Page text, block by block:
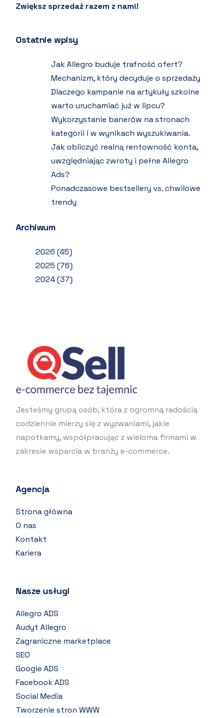
Zwiększ sprzedaż razem z nami!
Ostatnie wpisy
Jak Allegro buduje trafność ofert?
Mechanizm, który decyduje o sprzedaży
Dlaczego kampanie na artykuły szkolne
warto uruchamiać już w lipcu?
Wykorzystanie banerów na stronach
kategorii i w wynikach wyszukiwania.
Jak obliczyć realną rentowność konta,
uwzględniając zwroty i pełne Allegro
Ads?
Ponadczasowe bestsellery vs. chwilowe
trendy
Archiwum
2026 (45)
2025 (76)
2024(37)
Jesteśmy grupą osób, która z ogromną radością
codziennie mierzy się z wyzwaniami, jakie
napotkamy, współpracując z wieloma firmami w
zakresie wsparcia w branży e-commerce.
Agencja
Strona główna
O nas
Kontakt
Kariera
Nasze usługi
Allegro ADS
Audyt Allegro
Zagraniczne marketplace
SEO
Google ADS
Facebook ADS
Social Media
Tworzenie stron WWW